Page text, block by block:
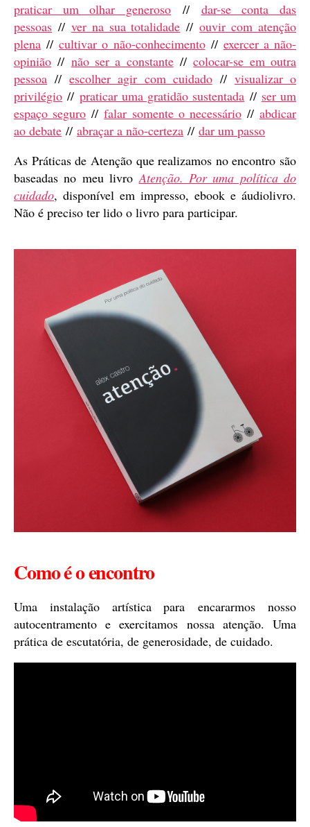
praticar um olhar generoso // dar-se conta das
pessoas // ver na sua totalidade //ouvir com atenção
plena //cultivar o não-conhecimento// exercer a não-
opinião // não ser a constante//colocar-se em outra
pessoa //escolher agir com cuidado// visualizar o
privilégio // praticar uma gratidão sustentada // ser um
espaço seguro //falar somente o necessário// abdicar
ao debate // abraçar a não-certeza // dar um passo
As Práticas de Atenção que realizamos no encontro são
baseadas no meu livroAtenção. Por uma política do
cuidado, disponível em impresso, ebook e áudiolivro.
Não é preciso ter lido o livro para participar.
Como é o encontro
Uma instalação artística para encararmos nosso
autocentramento e exercitamos nossa atenção. Uma
prática de escutatória, de generosidade, de cuidado.